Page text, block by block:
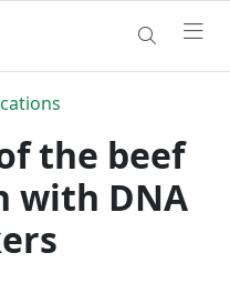
the beef
with DNA